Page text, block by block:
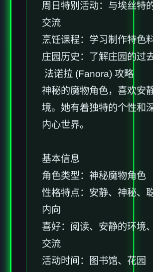
周日特别活动：与埃丝特
交流
烹饪课程：学习制作特色
庄园历史：了解庄园的过
法诺拉 (Fanora) 攻略
神秘的魔物角色，喜欢安
境。她有着独特的个性和
内心世界。
基本信息
角色类型：神秘魔物角色
性格特点：安静、神秘、
内向
喜好：阅读、安静的环境
交流
活动时间：图书馆、花园